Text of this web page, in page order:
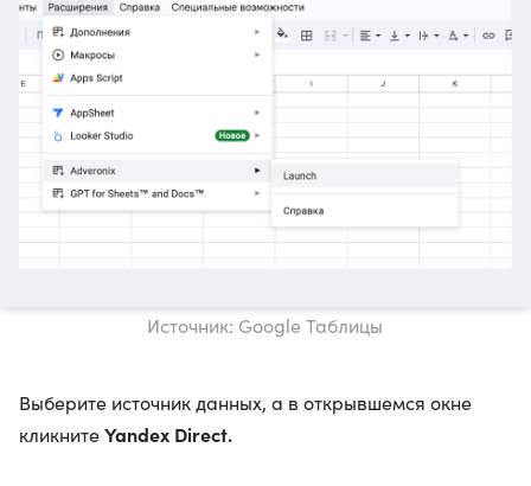
Источник: Google Таблицы
Выберите источник данных, а в открывшемся окне
кликнитеYandex Direct.